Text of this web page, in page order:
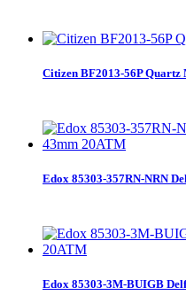
Citizen BF2013-56P Quartz
Edox 85303-357RN-NRN
Edox 85303-3M-BUIGB